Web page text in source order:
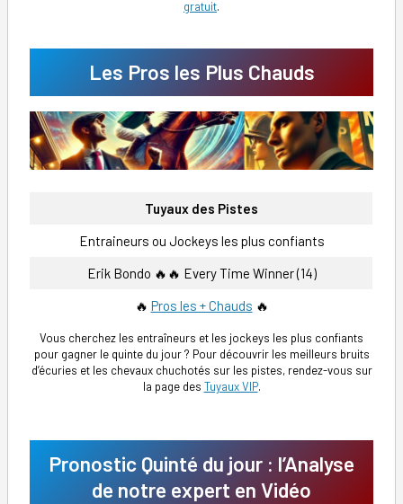
gratuit.
Les Pros les Plus Chauds
Tuyaux des Pistes
Entraineurs ou Jockeys les plus confiants
Erik Bondo 🔥🔥 Every Time Winner (14)
🔥 Pros les + Chauds 🔥
Vous cherchez les entraîneurs et les jockeys les plus confiants
pour gagner le quinte du jour ? Pour découvrir les meilleurs bruits
d’écuries et les chevaux chuchotés sur les pistes, rendez-vous sur
la page des Tuyaux VIP.
Pronostic Quinté du jour : l’Analyse
de notre expert en Vidéo